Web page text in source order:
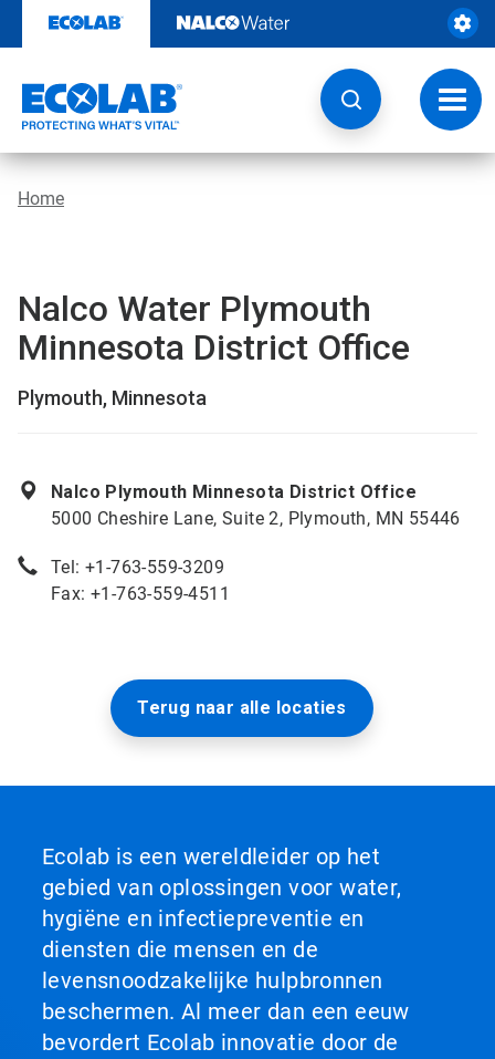
content
Home
Nalco Water Plymouth
Minnesota District Office
Plymouth, Minnesota
Nalco Plymouth Minnesota District Office
5000 Cheshire Lane, Suite 2, Plymouth, MN 55446
Tel: +1-763-559-3209
Fax: +1-763-559-4511
Terug naar alle locaties
Ecolab is een wereldleider op het
gebied van oplossingen voor water,
hygiëne en infectiepreventie en
diensten die mensen en de
levensnoodzakelijke hulpbronnen
beschermen. Al meer dan een eeuw
bevordert Ecolab innovatie door de